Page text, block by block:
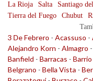
La Rioja
Salta Santiago
Tierra del Fuego
Chubut
3 De Febrero - Acassuso -
Alejandro Korn - Almagro -
Banfield - Barracas -
Belgrano - Bella Vista -